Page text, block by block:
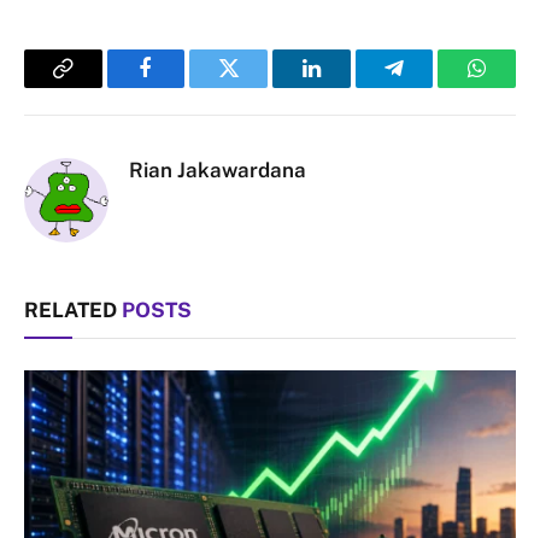
Copy
FacebookTwitter LinkedInTelegram
Rian Jakawardana
RELATED POSTS